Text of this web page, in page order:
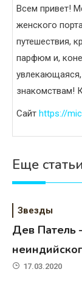
Всем привет!
женского
путешествия,
парфюм и,
знакомствам!
Сайт https://
Еще
Звезды
Дев Патель
17.03.2020